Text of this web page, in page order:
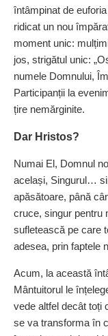
întâmpinat de
ridicat un nou
moment unic:
jos, strigătul unic:
numele Domnului,
Participanții la
țire nemărginite.
Dar Hristos?
Numai El, Domnul
același, Singurul…
apăsătoare, până
cruce, singur pentru
sufletească pe care
adesea, prin faptele
Acum, la această
Mântuitorul le
vede altfel decât toți
se va transforma în